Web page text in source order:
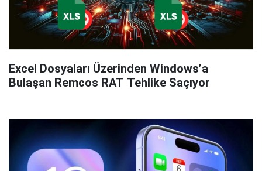
Excel Dosyaları Üzerinden Windows’a
Bulaşan Remcos RAT Tehlike Saçıyor